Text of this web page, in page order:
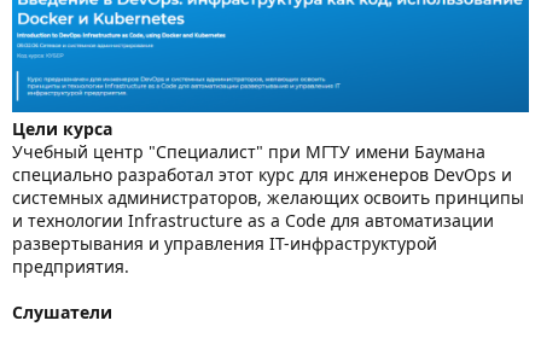
Цели курса
Учебный центр "Специалист" при МГТУ имени Баумана
специально разработал этот курс для инженеров DevOps и
системных администраторов, желающих освоить принципы
и технологии Infrastructure as a Code для автоматизации
развертывания и управления IT-инфраструктурой
предприятия.
Слушатели